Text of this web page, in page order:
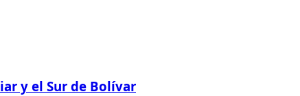
y el Sur de Bolívar